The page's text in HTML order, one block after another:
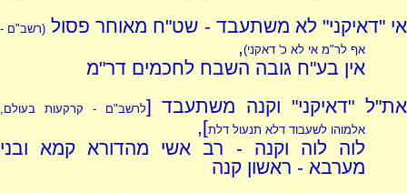
אי "דאיקני" לא משתעבד - שט"ח מאוחר פסול (רשב"ם -
אף לר"מ אי לא כ' דאקני),
אין בע"ח גובה השבח לחכמים דר"מ
את"ל "דאיקני" וקנה משתעבד [לרשב"ם - קרקעות בעולם,
אלמוהו לשעבוד דלא תנעול דלת],
לוה לוה וקנה - רב אשי מהדורא קמא ובני
מערבא - ראשון קנה